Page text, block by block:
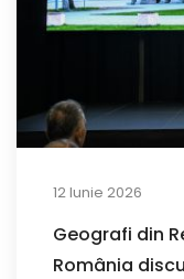
12 Iunie 2026
Geografi din
România